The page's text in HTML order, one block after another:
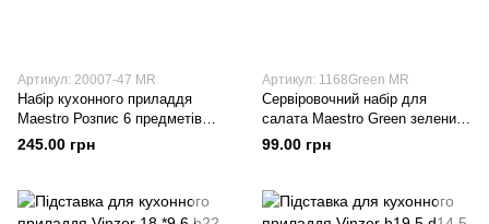
Артикул: 20007-47 MR
Набір кухонного приладдя
Maestro Розпис 6 предметів
h14 d9,5 порцеляна
245.00 грн
Артикул: 1168Green MR
Сервіровочний набір для
салата Maestro Green зелений
2 предмети Пластик
99.00 грн